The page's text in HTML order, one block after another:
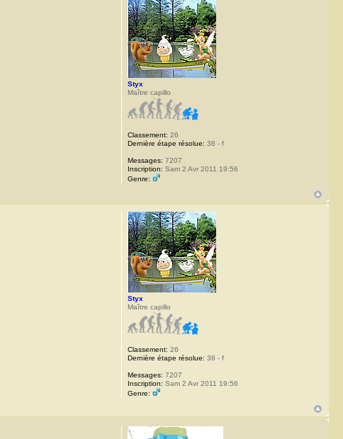
Styx
Maître capillo
Classement: 26
Dernière étape résolue: 38 - f
Messages: 7207
Inscription: Sam 2 Avr 2011 19:56
Genre:
Styx
Maître capillo
Classement: 26
Dernière étape résolue: 38 - f
Messages: 7207
Inscription: Sam 2 Avr 2011 19:56
Genre: